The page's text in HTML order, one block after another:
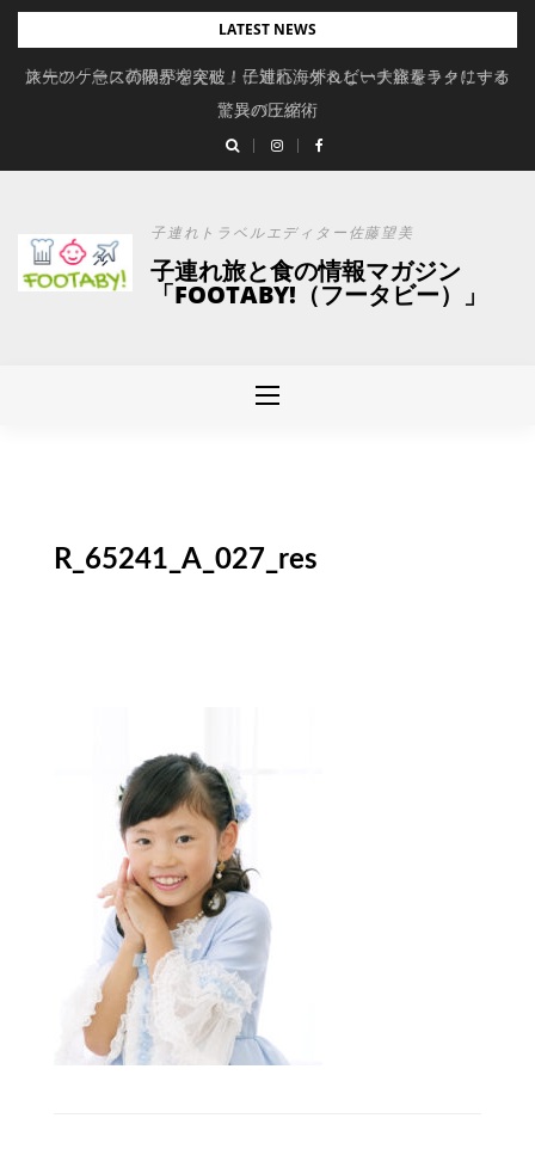
Skip
content
LATEST NEWS
旅先の「急に荷物が増えた」に対応。ずれない大容量キャリーオ
ンバッグ
スーツケースの限界を突破！子連れ海外＆ビーチ旅をラクにする
驚異の圧縮術
子連れトラベルエディター佐藤望美
子連れ旅と食の情報マガジン
「FOOTABY!（フータビー）」
R_65241_A_027_res